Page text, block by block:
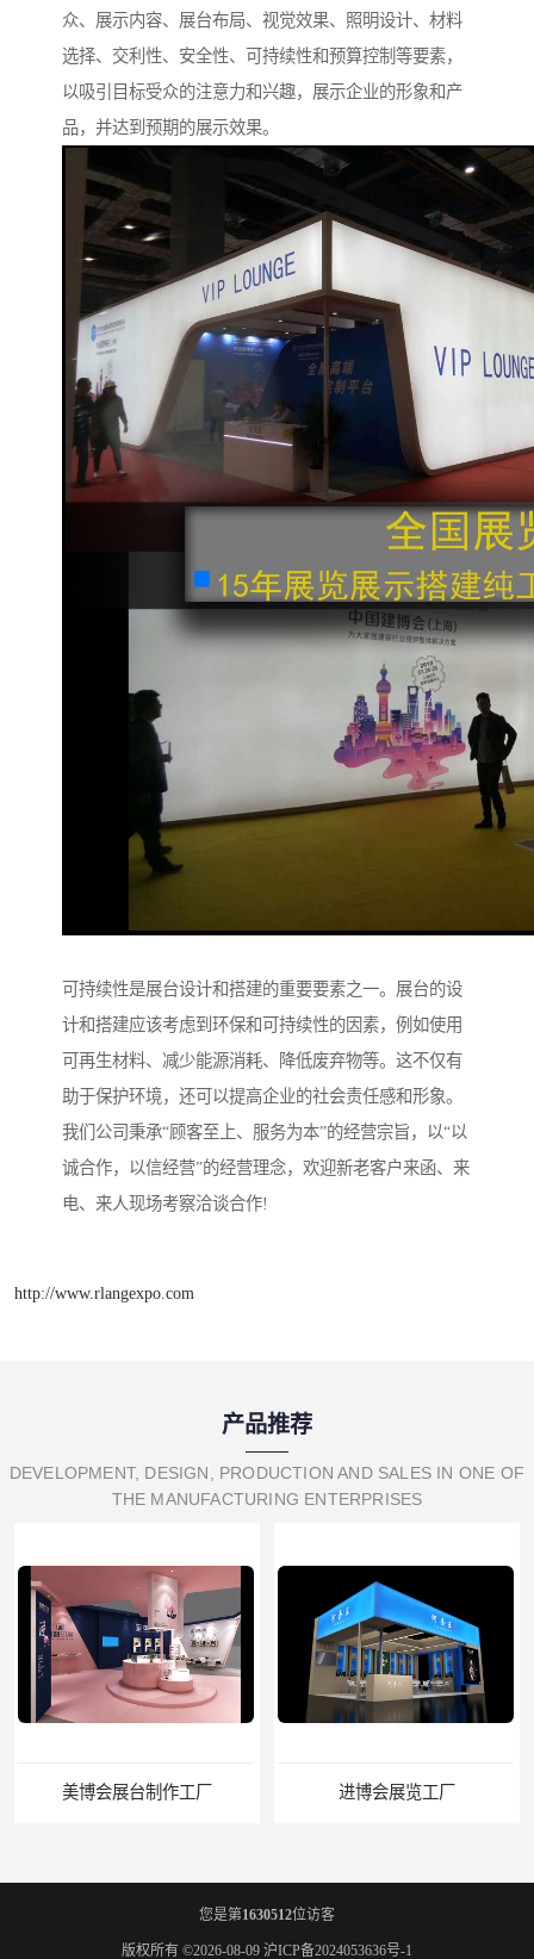
众、展示内容、展台布局、视觉效果、照明设计、材料
选择、交利性、安全性、可持续性和预算控制等要素，
以吸引目标受众的注意力和兴趣，展示企业的形象和产
品，并达到预期的展示效果。
可持续性是展台设计和搭建的重要要素之一。展台的设
计和搭建应该考虑到环保和可持续性的因素，例如使用
可再生材料、减少能源消耗、降低废弃物等。这不仅有
助于保护环境，还可以提高企业的社会责任感和形象。
我们公司秉承“顾客至上、服务为本”的经营宗旨，以“以
诚合作，以信经营”的经营理念，欢迎新老客户来函、来
电、来人现场考察洽谈合作!
http://www.rlangexpo.com
产品推荐
DEVELOPMENT, DESIGN, PRODUCTION AND SALES IN ONE OF
THE MANUFACTURING ENTERPRISES
美博会展台制作工厂 进博会展览工厂
您是第1630512位访客
版权所有 ©2026-08-09 沪ICP备2024053636号-1